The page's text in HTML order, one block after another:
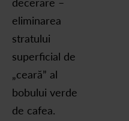
eliminarea
stratului
superficial de
„ceară” al
bobului verde
de cafea.